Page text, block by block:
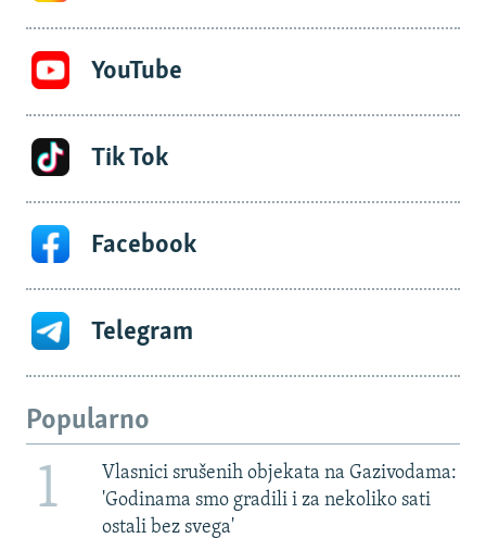
YouTube
Tik Tok
Facebook
Telegram
Popularno
1
Vlasnici srušenih objekata na Gazivodama:
'Godinama smo gradili i za nekoliko sati
ostali bez svega'